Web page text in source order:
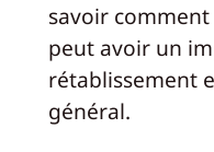
savoir
peut avoir un
rétablissement
général.